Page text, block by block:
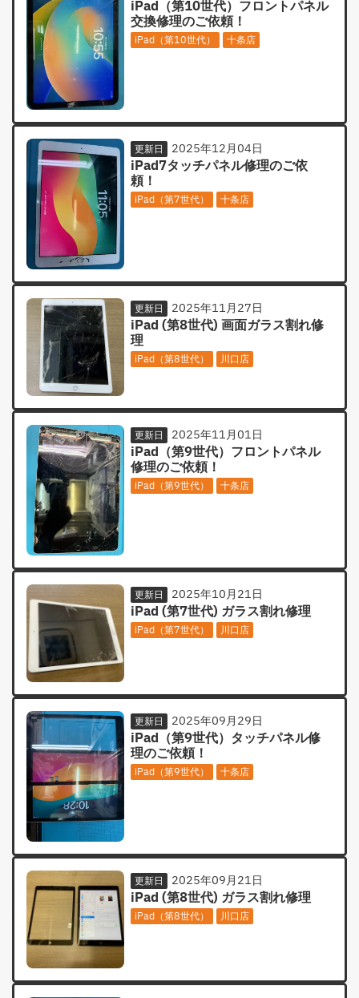
iPad（第10世代）フロントパネル
交換修理のご依頼！
iPad（第10世代） 十条店
更新日 2025年12月04日
iPad7タッチパネル修理のご依
頼！
iPad（第7世代） 十条店
更新日 2025年11月27日
iPad (第8世代) 画面ガラス割れ修
理
iPad（第8世代） 川口店
更新日 2025年11月01日
iPad（第9世代）フロントパネル
修理のご依頼！
iPad（第9世代） 十条店
更新日 2025年10月21日
iPad (第7世代) ガラス割れ修理
iPad（第7世代） 川口店
更新日 2025年09月29日
iPad（第9世代）タッチパネル修
理のご依頼！
iPad（第9世代） 十条店
更新日 2025年09月21日
iPad (第8世代) ガラス割れ修理
iPad（第8世代） 川口店